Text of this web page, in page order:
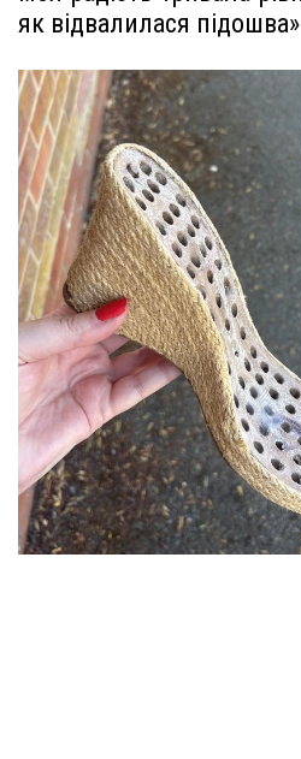
як відвалилася підошва»